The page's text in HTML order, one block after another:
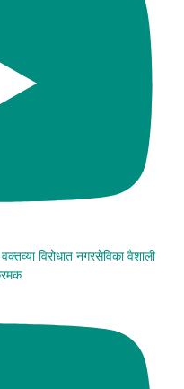
विरोधात नगरसेविका वैशाली